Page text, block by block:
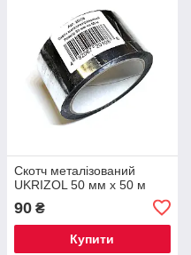
Скотч металізований
UKRIZOL 50 мм х 50 м
90 ₴
Купити